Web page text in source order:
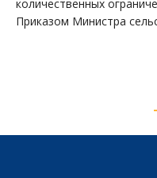
количественных
Приказом Министра